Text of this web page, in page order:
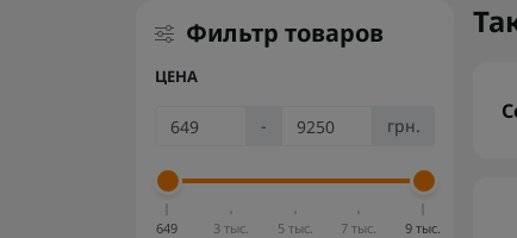
Фильтр товаров
ЦЕНА
- грн.
649 3 тыс. 5 тыс. 7 тыс. 9 тыс.